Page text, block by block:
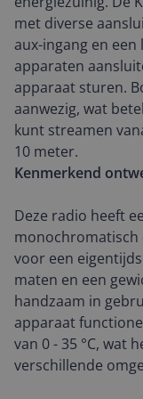
met diverse
aux-ingang en
apparaten
apparaat sturen.
aanwezig, wat
kunt streamen
10 meter.
Kenmerkend
Deze radio heeft
monochromatisch
voor een
maten en een
handzaam in
apparaat
van 0 - 35 °C, wat
verschillende